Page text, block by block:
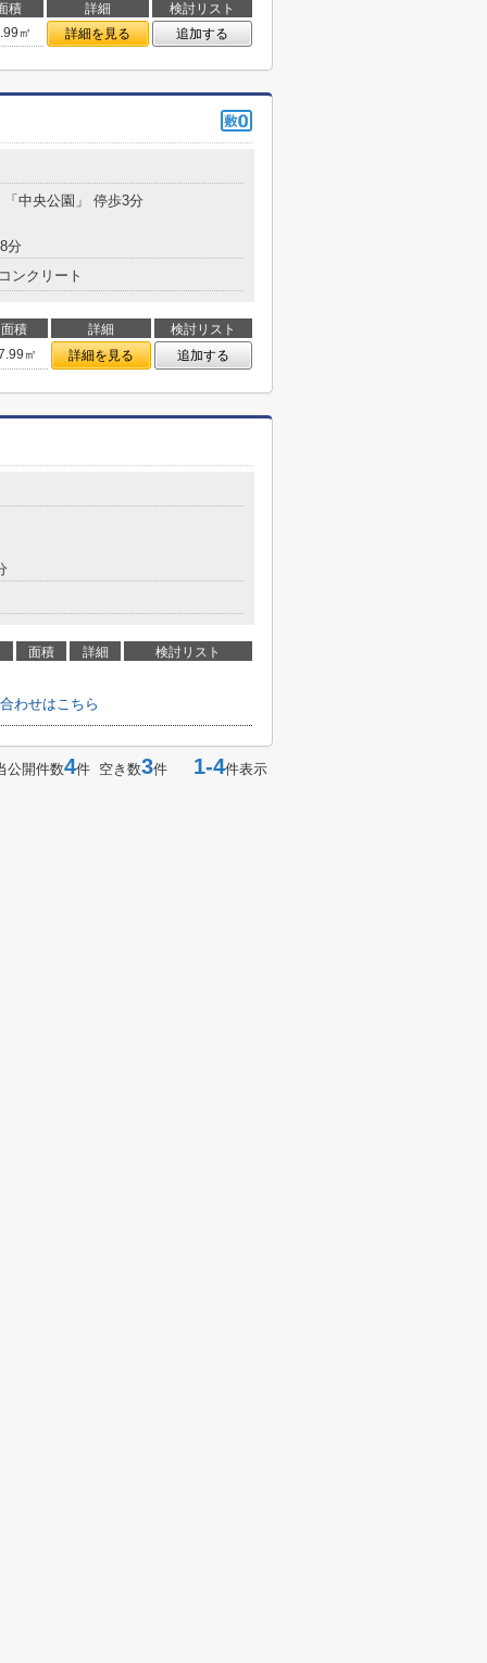
積 詳細
検討リスト
㎡
詳細を見る 追加する
中央公園」 停歩3分
分
ンクリート
面積 詳細
検討リスト
㎡
詳細を見る 追加する
面積 詳細 検討リスト
わせはこちら
公開件数4件 空き数3件 1-4件表示